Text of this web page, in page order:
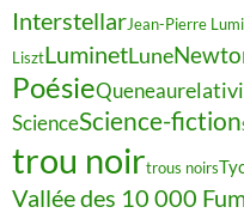
InterstellarJean-Pierre
LisztLuminetLune
PoésieQueneau
ScienceScience-fiction
trou noirtrous noirs
Vallée des 10 000